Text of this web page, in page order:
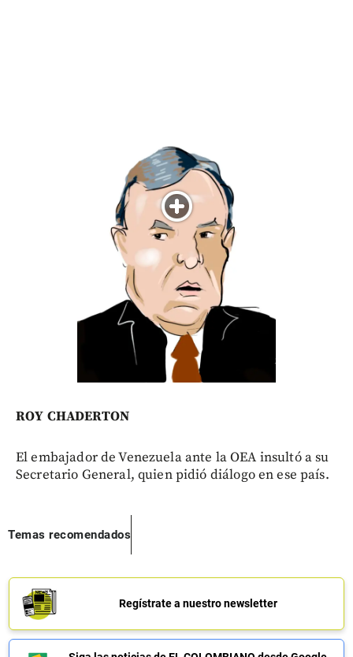
ROY CHADERTON
El embajador de Venezuela ante la OEA insultó a su
Secretario General, quien pidió diálogo en ese país.
Temas recomendados
Regístrate a nuestro newsletter